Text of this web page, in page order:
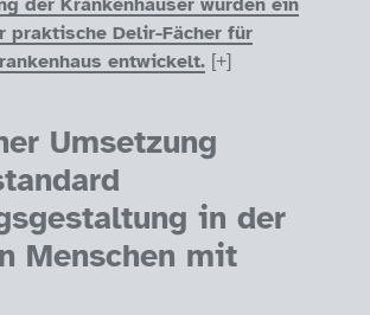
der Krankenhäuser wurden ein
praktische Delir-Fächer für
entwickelt.
Umsetzung
in der
Menschen mit